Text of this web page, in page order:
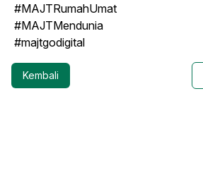
#MAJTRumahUmat
#MAJTMendunia
#majtgodigital
Kembali